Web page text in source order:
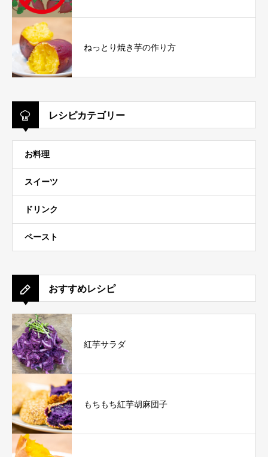
ねっとり焼き芋の作り方
レシピカテゴリー
お料理
スイーツ
ドリンク
ペースト
おすすめレシピ
紅芋サラダ
もちもち紅芋胡麻団子